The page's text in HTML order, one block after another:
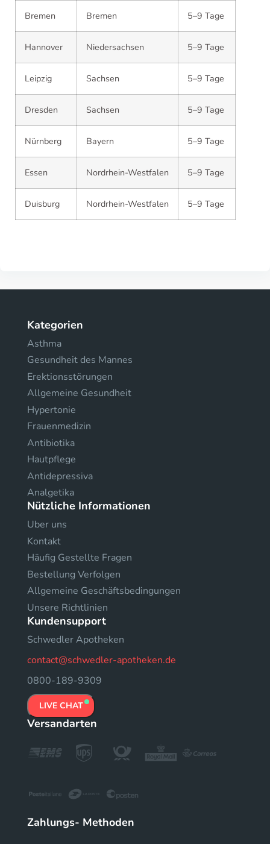
Bremen Bremen 5–9 Tage
Hannover Niedersachsen 5–9 Tage
Leipzig Sachsen 5–9 Tage
Dresden Sachsen 5–9 Tage
Nürnberg Bayern 5–9 Tage
Essen Nordrhein-Westfalen 5–9 Tage
Duisburg Nordrhein-Westfalen 5–9 Tage
Kategorien
Asthma
Gesundheit des Mannes
Erektionsstörungen
Allgemeine Gesundheit
Hypertonie
Frauenmedizin
Antibiotika
Hautpflege
Antidepressiva
Analgetika
Nützliche Informationen
Uber uns
Kontakt
Häufig Gestellte Fragen
Bestellung Verfolgen
Allgemeine Geschäftsbedingungen
Unsere Richtlinien
Kundensupport
Schwedler Apotheken
contact@schwedler-apotheken.de
0800-189-9309
LIVE CHAT
Versandarten
Zahlungs- Methoden